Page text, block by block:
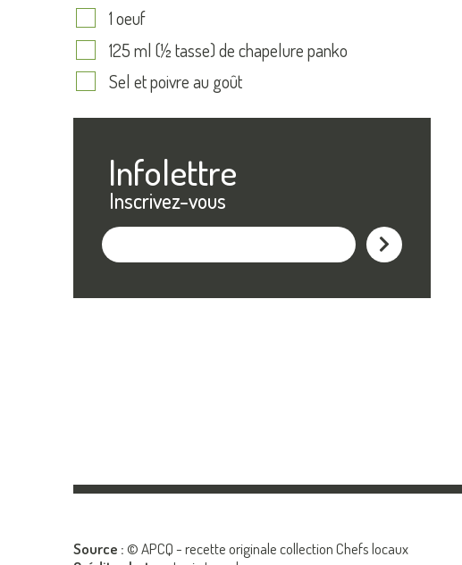
1 oeuf
125 ml (½ tasse) de chapelure panko
Sel et poivre au goût
Infolettre
Inscrivez-vous
M'inscrire
Source : © APCQ - recette originale collection Chefs locaux